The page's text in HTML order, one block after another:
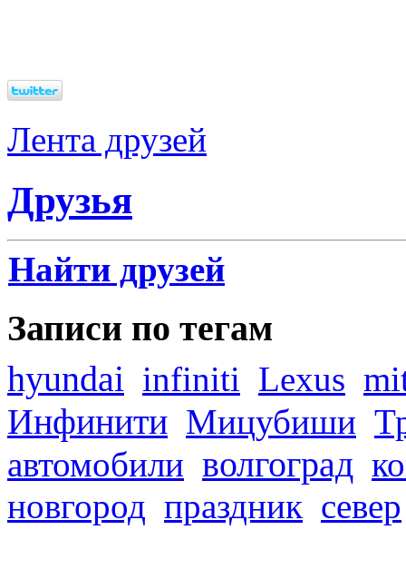
Лента друзей
Друзья
Найти друзей
Записи по тегам
hyundai infiniti Lexus
Инфинити Мицубиши
автомобили волгоград
новгород праздник север